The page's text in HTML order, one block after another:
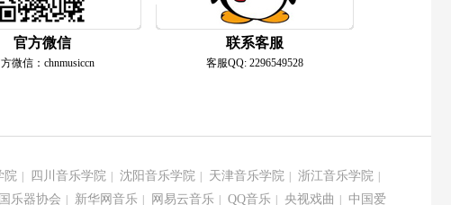
官方微信
微信：chnmusiccn
联系客服
客服QQ: 2296549528
院 四川音乐学院 沈阳音乐学院 天津音乐学院 浙江音乐学院
乐器协会 新华网音乐 网易云音乐 QQ音乐 央视戏曲 中国爱